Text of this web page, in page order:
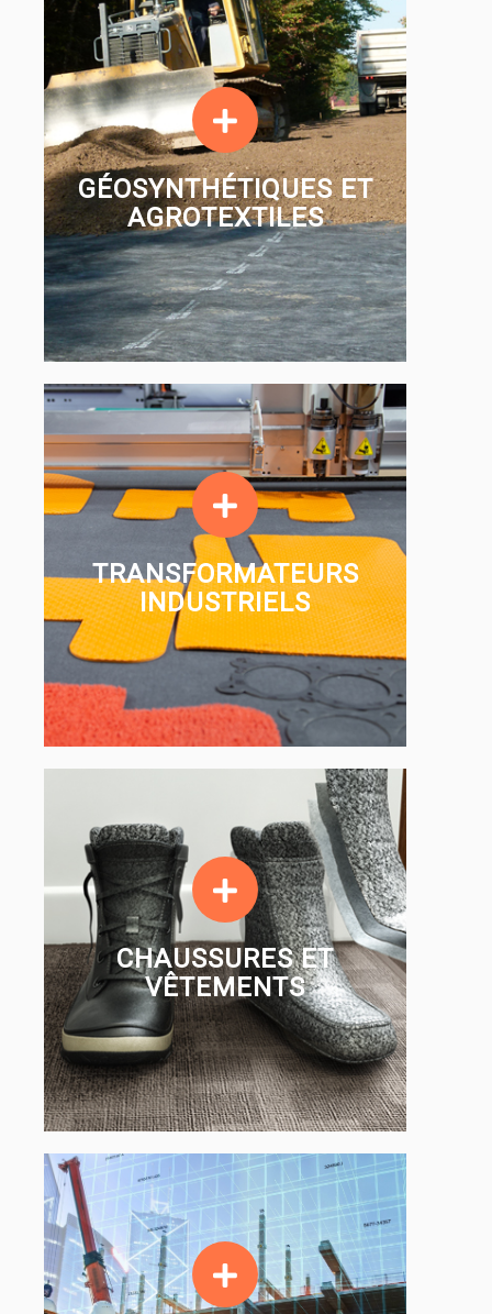
GÉOSYNTHÉTIQUES ET
AGROTEXTILES
GÉOSYNTHÉTIQUES ET
AGROTEXTILES
EN SAVOIR PLUS
TRANSFORMATEURS
INDUSTRIELS
TRANSFORMATEURS
INDUSTRIELS
EN SAVOIR PLUS
CHAUSSURES ET
VÊTEMENTS
CHAUSSURES ET
VÊTEMENTS
EN SAVOIR PLUS
COMPOSANTES DE